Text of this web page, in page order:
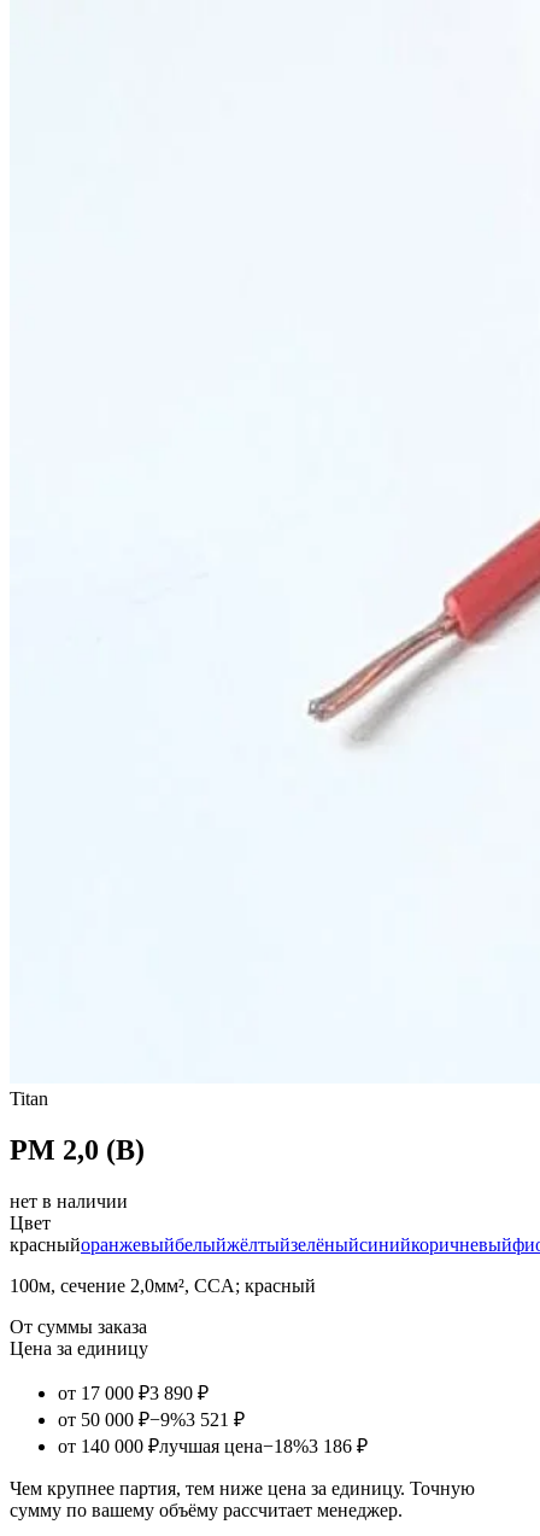
Titan
PM 2,0 (B)
нет в наличии
Цвет
красныйоранжевыйбелыйжёлтыйзелёныйсинийкоричневый
100м, сечение 2,0мм², CCA; красный
От суммы заказа
Цена за единицу
от 17 000 ₽3 890 ₽
от 50 000 ₽−9%3 521 ₽
от 140 000 ₽лучшая цена−18%3 186 ₽
Чем крупнее партия, тем ниже цена за единицу. Точную
сумму по вашему объёму рассчитает менеджер.